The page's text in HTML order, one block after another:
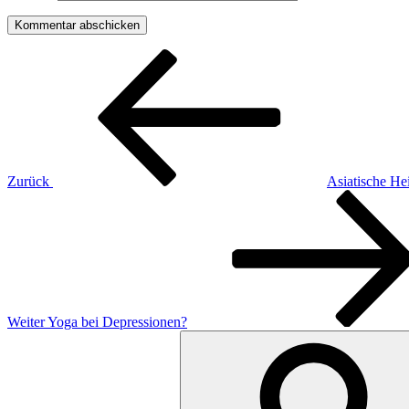
Beitragsnavigation
Zurück
Asiatische
WeiterYoga bei Depressionen?